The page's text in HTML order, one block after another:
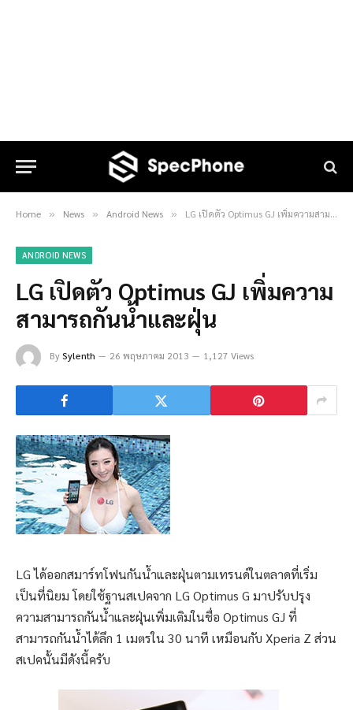
Home » News » Android News » LG เปิดตัว Optimus GJ เพิ่มความสามารถกันน้ำและฝุ่น
ANDROID NEWS
LG เปิดตัว Optimus GJ เพิ่มความ
สามารถกันน้ำและฝุ่น
BySylenth 26 พฤษภาคม 2013 1,127 Views
LG ได้ออกสมาร์ทโฟนกันน้ำและฝุ่นตามเทรนด์ในตลาดที่เริ่ม
เป็นที่นิยม โดยใช้ฐานสเปคจาก LG Optimus G มาปรับปรุง
ความสามารถกันน้ำและฝุ่นเพิ่มเติมในชื่อ Optimus GJ ที่
สามารถกันน้ำได้ลึก 1 เมตรใน 30 นาที เหมือนกับ Xperia Z ส่วน
สเปคนั้นมีดังนี้ครับ